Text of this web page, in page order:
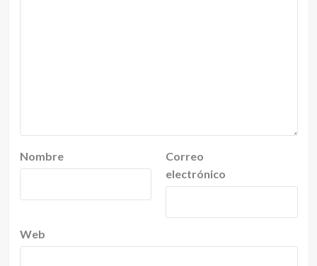
Nombre
Correo
electrónico
Web